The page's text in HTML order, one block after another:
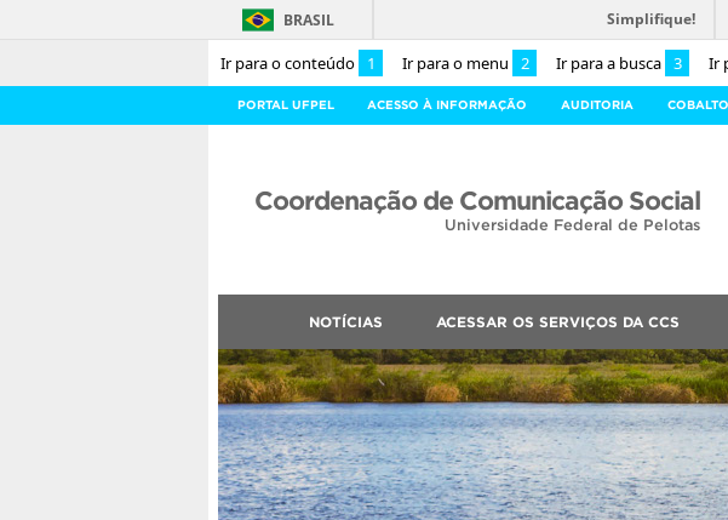
Ir para o conteúdo 1 Ir para o menu 2 Ir para a busca 3 Ir
BRASIL Simplifique!
PORTAL UFPEL ACESSO À INFORMAÇÃO AUDITORIA COBALTO
Coordenação de Comunicação Social
Universidade Federal de Pelotas
NOTÍCIAS ACESSAR OS SERVIÇOS DA CCS